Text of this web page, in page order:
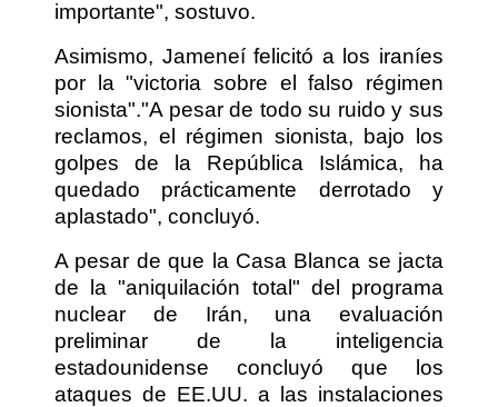
importante", sostuvo.
Asimismo, Jameneí felicitó a los iraníes
por la "victoria sobre el falso régimen
sionista"."A pesar de todo su ruido y sus
reclamos, el régimen sionista, bajo los
golpes de la República Islámica, ha
quedado prácticamente derrotado y
aplastado", concluyó.
A pesar de que la Casa Blanca se jacta
de la "aniquilación total" del programa
nuclear de Irán, una evaluación
preliminar de la inteligencia
estadounidense concluyó que los
ataques de EE.UU. a las instalaciones